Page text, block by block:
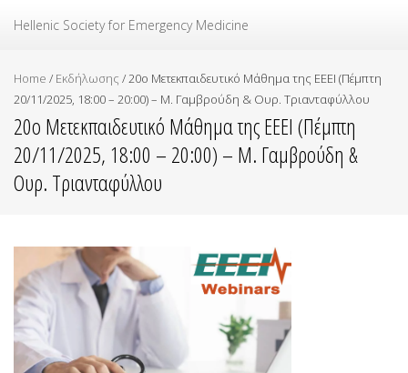
Ελληνική Εταιρεία Επείγουσας Ιατρικής
Hellenic Society for Emergency Medicine
Home / Εκδήλωσης /20ο Μετεκπαιδευτικό Μάθημα της ΕΕΕΙ (Πέμπτη
20/11/2025, 18:00 – 20:00) – Μ. Γαμβρούδη & Ουρ. Τριανταφύλλου
20ο Μετεκπαιδευτικό Μάθημα της ΕΕΕΙ (Πέμπτη
20/11/2025, 18:00 – 20:00) – Μ. Γαμβρούδη &
Ουρ. Τριανταφύλλου